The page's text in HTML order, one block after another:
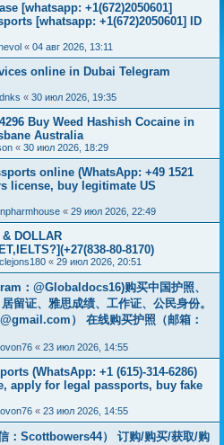
[whatsapp: +1(672)2050601]
[whatsapp: +1(672)2050601] ID
« 04 авг 2026, 13:11
online in Dubai Telegram
« 30 июл 2026, 19:35
Buy Weed Hashish Cocaine in
Australia
« 30 июл 2026, 18:29
online (WhatsApp: +49 1521
license, buy legitimate US
« 29 июл 2026, 22:49
DOLLAR
80-8170)
« 29 июл 2026, 20:51
：@Globaldocs16)购买中国护照、
留证、雅思成绩、工作证、公民身份。
） 在线购买护照（邮箱：
« 23 июл 2026, 14:55
(WhatsApp: +1 (615)-314-6286)
apply for legal passports, buy fake
« 23 июл 2026, 14:55
：Scottbowers44） 订购/购买/获取/购